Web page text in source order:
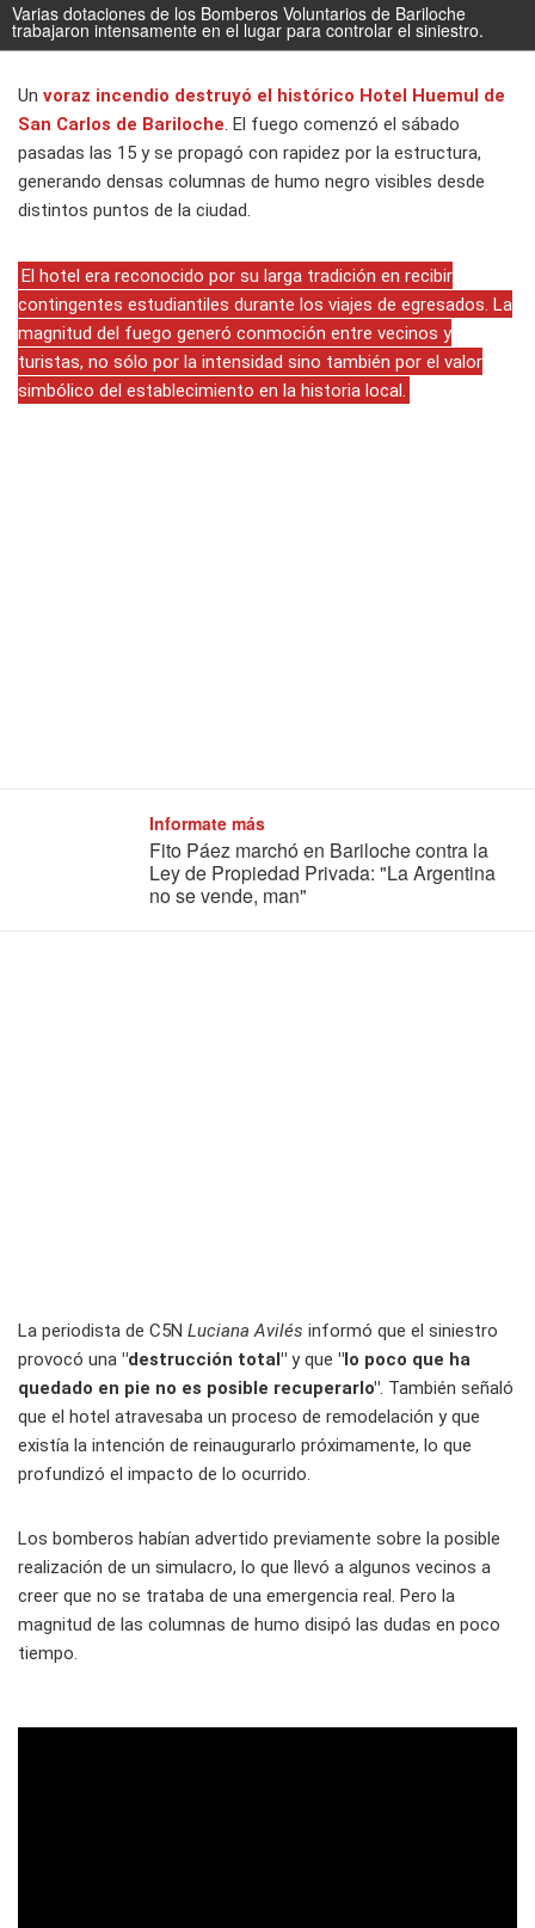
Varias dotaciones de los Bomberos Voluntarios de Bariloche
trabajaron intensamente en el lugar para controlar el siniestro.
Un voraz incendio destruyó el histórico Hotel Huemul de
San Carlos de Bariloche. El fuego comenzó el sábado
pasadas las 15 y se propagó con rapidez por la estructura,
generando densas columnas de humo negro visibles desde
distintos puntos de la ciudad.
El hotel era reconocido por su larga tradición en recibir
contingentes estudiantiles durante los viajes de egresados. La
magnitud del fuego generó conmoción entre vecinos y
turistas, no sólo por la intensidad sino también por el valor
simbólico del establecimiento en la historia local.
Informate más
Fito Páez marchó en Bariloche contra la
Ley de Propiedad Privada: "La Argentina
no se vende, man"
La periodista de C5N Luciana Avilés informó que el siniestro
provocó una "destrucción total" y que "lo poco que ha
quedado en pie no es posible recuperarlo". También señaló
que el hotel atravesaba un proceso de remodelación y que
existía la intención de reinaugurarlo próximamente, lo que
profundizó el impacto de lo ocurrido.
Los bomberos habían advertido previamente sobre la posible
realización de un simulacro, lo que llevó a algunos vecinos a
creer que no se trataba de una emergencia real. Pero la
magnitud de las columnas de humo disipó las dudas en poco
tiempo.